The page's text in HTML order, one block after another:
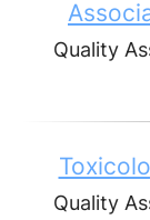
Quality
Quality